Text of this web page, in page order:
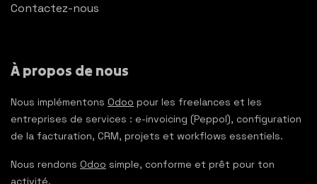
Contactez-nous
À propos de nous
Nous implémentons Odoo pour les freelances et les
entreprises de services : e-invoicing (Peppol), configuration
de la facturation, CRM, projets et workflows essentiels.
Nous rendons Odoo simple, conforme et prêt pour ton
activité.